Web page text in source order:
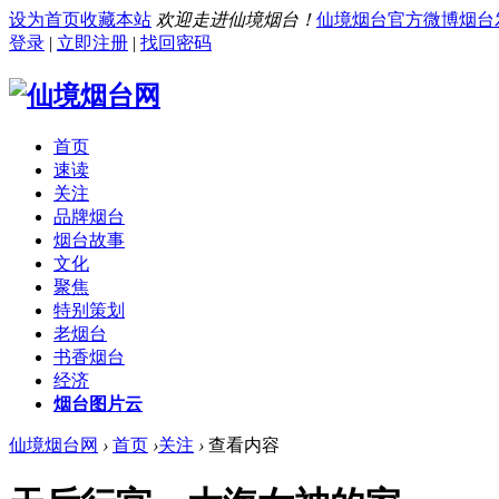
设为首页收藏本站 欢迎走进仙境烟台！ 仙境烟台官方微博烟台
登录 | 立即注册 | 找回密码
首页
速读
关注
品牌烟台
烟台故事
文化
聚焦
特别策划
老烟台
书香烟台
经济
烟台图片云
仙境烟台网 › 首页 ›关注 › 查看内容